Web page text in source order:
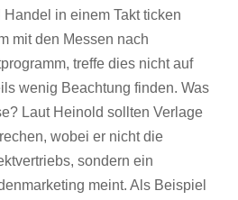
in einem Takt ticken
mit den Messen nach
treffe dies nicht auf
wenig Beachtung finden. Was
Laut Heinold sollten Verlage
wobei er nicht die
sondern ein
meint. Als Beispiel